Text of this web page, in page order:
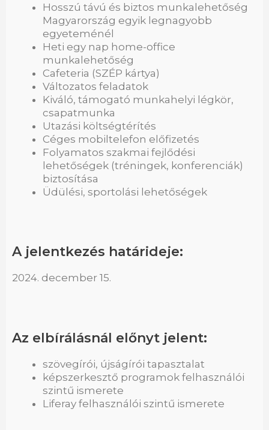
Hosszú távú és biztos munkalehetőség
Magyarország egyik legnagyobb
egyeteménél
Heti egy nap home-office
munkalehetőség
Cafeteria (SZÉP kártya)
Változatos feladatok
Kiváló, támogató munkahelyi légkör,
csapatmunka
Utazási költségtérítés
Céges mobiltelefon előfizetés
Folyamatos szakmai fejlődési
lehetőségek (tréningek, konferenciák)
biztosítása
Üdülési, sportolási lehetőségek
A jelentkezés határideje:
2024. december 15.
Az elbírálásnál előnyt jelent:
szövegírói, újságírói tapasztalat
képszerkesztő programok felhasználói
szintű ismerete
Liferay felhasználói szintű ismerete